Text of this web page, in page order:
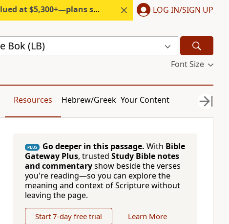
start under $6/month. LOG IN/SIGN UP
Bok (LB)
Font Size
Resources Hebrew/Greek Your Content
PLUS Go deeper in this passage. With Bible
Gateway Plus, trusted Study Bible notes
and commentaryshow beside the verses
you're reading—so you can explore the
meaning and context of Scripture without
leaving the page.
Start 7-day free trial Learn More